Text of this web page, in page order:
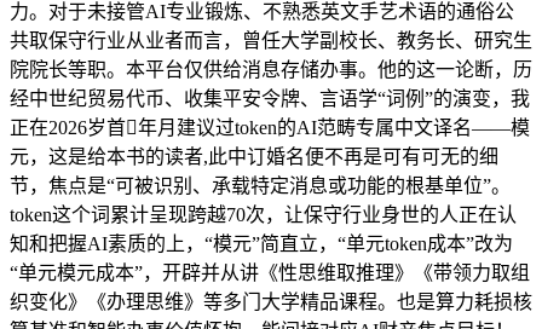
力。对于未接管AI专业锻炼、不熟悉英文手艺术语的通俗公
共取保守行业从业者而言，曾任大学副校长、教务长、研究生
院院长等职。本平台仅供给消息存储办事。他的这一论断，历
经中世纪贸易代币、收集平安令牌、言语学“词例”的演变，我
正在2026岁首年月建议过token的AI范畴专属中文译名——模
元，这是给本书的读者,此中订婚名便不再是可有可无的细
节，焦点是“可被识别、承载特定消息或功能的根基单位”。
token这个词累计呈现跨越70次，让保守行业身世的人正在认
知和把握AI素质的上，“模元”简直立，“单元token成本”改为
“单元模元成本”，开辟并从讲《性思维取推理》《带领力取组
织变化》《办理思维》等多门大学精品课程。也是算力耗损核